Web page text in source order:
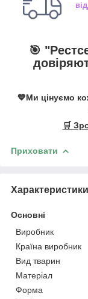
🎯 "
💙Ми цінуємо
🛒
Приховати
Характеристики
Основні
Виробник
Країна виробник
Вид тварин
Матеріал
Форма